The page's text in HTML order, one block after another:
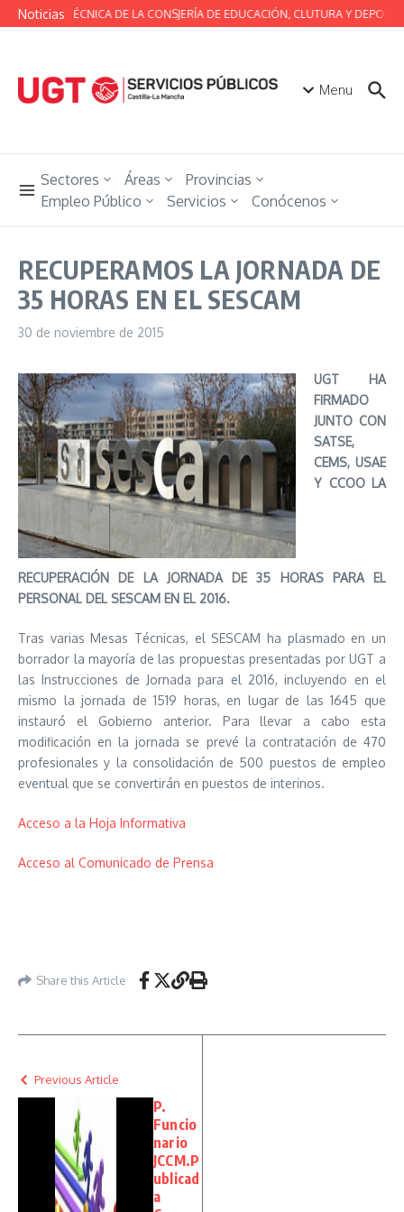
Saltar al contenido
Noticias
MESA TÉCNICA DE LA CONSJERÍA DE EDUCACIÓN, CLUTURA Y
Menu
Sectores Áreas
Provincias
Empleo Público
Servicios Conócenos
RECUPERAMOS LA JORNADA DE
35 HORAS EN EL SESCAM
30 de noviembre de 2015
UGT HA
FIRMADO
JUNTO CON
SATSE,
CEMS, USAE
Y CCOO LA
RECUPERACIÓN DE LA JORNADA DE 35 HORAS PARA EL
PERSONAL DEL SESCAM EN EL 2016.
Tras varias Mesas Técnicas, el SESCAM ha plasmado en un
borrador la mayoría de las propuestas presentadas por UGT a
las Instrucciones de Jornada para el 2016, incluyendo en el
mismo la jornada de 1519 horas, en lugar de las 1645 que
instauró el Gobierno anterior. Para llevar a cabo esta
modificación en la jornada se prevé la contratación de 470
profesionales y la consolidación de 500 puestos de empleo
eventual que se convertirán en puestos de interinos.
Acceso a la Hoja Informativa
Acceso al Comunicado de Prensa
Share this Article
Previous Article
P.
Funcio
nario
JCCM.P
ublicad
a